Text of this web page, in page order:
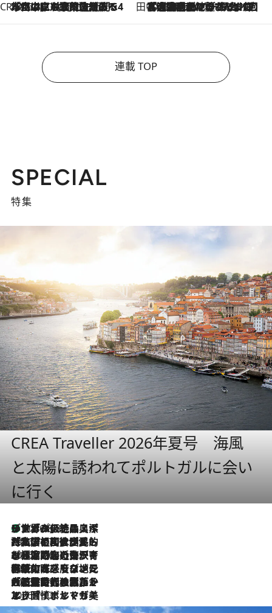
CREA'S CHOICE
2026.8.7
「立川にも歌舞伎があるんだよ」 片岡仁左衛門・市川中車ら豪華座組みで4年目の立川立飛歌舞伎へ 田中稲の勝手に再ブーム
2026.8.7
「湘南乃風に憧れて」観客大盛上がりの“タオル回し”に、ラッパー顔負けの高速歌唱まで…さだまさし（74）のアグレッシブすぎる現在地
連載 TOP
SPECIAL
特集
CREA Traveller 2026年夏号 海風
と太陽に誘われてポルトガルに会い
に行く
2026.8.8
リスボンの絶品スイーツ「パステル・デ・ナタ」とは？ポルトガル伝統の奥深い世界へ
2026.7.27
「私の祖国はポルトガル語です」国民的詩人フェルナンド・ペソアと、彼が愛した文学の街を歩く
2026.7.26
ポルトガル近海が育む極上の海の幸。キリリと冷えた白ワインと愉しむ、シーフード専門店の贅沢
2026.7.22
伝統の味をモダンに昇華。高感度な地元客が集う、リスボンの最旬ガストロノミー
2026.7.21
大航海時代の栄華から、震災、独裁、そして革命へ。ポルトガル・首都リスボンの石畳に刻まれた「歴史の光と影」
2026.7.13
エッセイ・ヤマザキマリ「慎ましくも美しき国 ポルトガル」